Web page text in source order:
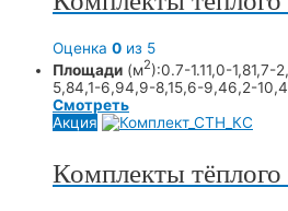
Оценка 0 из 5
Площади (м2):0.7-1.11,0-1,81,7-
5,84,1-6,94,9-8,15,6-9,46,2-10,4
Смотреть
Акция
Комплекты